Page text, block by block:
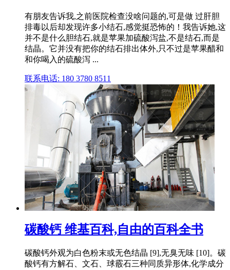
有朋友告诉我,之前医院检查没啥问题的,可是做 过肝胆
排毒以后却发现许多小结石,感觉挺恐怖的！我告诉她,这
并不是什么胆结石,就是苹果加硫酸泻盐,不是结石,而是
结晶。它并没有把你的结石排出体外,只不过是苹果醋和
和你喝入的硫酸泻 ...
联系电话: 180 3780 8511
碳酸钙 维基百科,自由的百科全书
碳酸钙外观为白色粉末或无色结晶 [9],无臭无味 [10]。碳
酸钙有方解石、文石、球霰石三种同质异形体,化学成分